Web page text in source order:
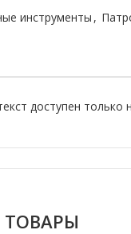
инструменты ,
доступен только